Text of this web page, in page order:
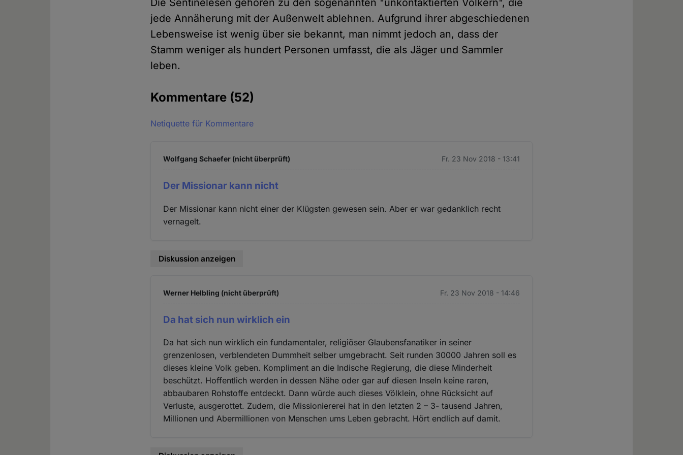
Die Sentinelesen gehören zu den sogenannten "unkontaktierten Völkern", die
jede Annäherung mit der Außenwelt ablehnen. Aufgrund ihrer abgeschiedenen
Lebensweise ist wenig über sie bekannt, man nimmt jedoch an, dass der
Stamm weniger als hundert Personen umfasst, die als Jäger und Sammler
leben.
Kommentare (52)
Netiquette für Kommentare
Wolfgang Schaefer (nicht überprüft) Fr. 23 Nov 2018 - 13:41
Der Missionar kann nicht
Der Missionar kann nicht einer der Klügsten gewesen sein. Aber er war gedanklich recht
vernagelt.
Diskussion anzeigen
Werner Helbling (nicht überprüft) Fr. 23 Nov 2018 - 14:46
Da hat sich nun wirklich ein
Da hat sich nun wirklich ein fundamentaler, religiöser Glaubensfanatiker in seiner
grenzenlosen, verblendeten Dummheit selber umgebracht. Seit runden 30000 Jahren soll es
dieses kleine Volk geben. Kompliment an die Indische Regierung, die diese Minderheit
beschützt. Hoffentlich werden in dessen Nähe oder gar auf diesen Inseln keine raren,
abbaubaren Rohstoffe entdeckt. Dann würde auch dieses Völklein, ohne Rücksicht auf
Verluste, ausgerottet. Zudem, die Missioniererei hat in den letzten 2 – 3- tausend Jahren,
Millionen und Abermillionen von Menschen ums Leben gebracht. Hört endlich auf damit.